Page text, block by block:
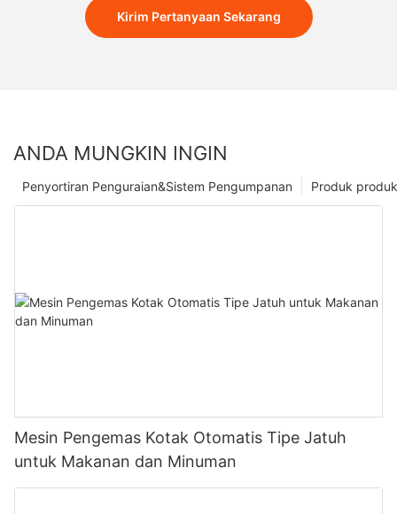
Kirim Pertanyaan Sekarang
ANDA MUNGKIN INGIN
Produk produk
Penyortiran Penguraian&Sistem Pengumpanan
Mesin Pengemas Kotak Otomatis Tipe Jatuh
untuk Makanan dan Minuman